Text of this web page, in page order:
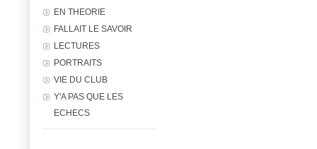
EN THEORIE
FALLAIT LE SAVOIR
LECTURES
PORTRAITS
VIE DU CLUB
Y'A PAS QUE LES
ECHECS